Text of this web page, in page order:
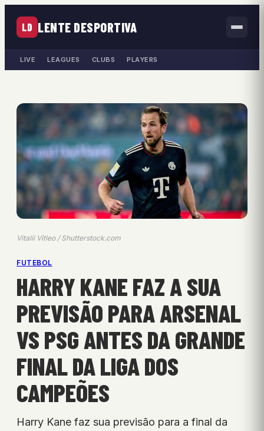
LD LENTE DESPORTIVA
LIVE LEAGUES CLUBS PLAYERS
Vitalii Vitleo / Shutterstock.com
FUTEBOL
HARRY KANE FAZ A SUA
PREVISÃO PARA ARSENAL
VS PSG ANTES DA GRANDE
FINAL DA LIGA DOS
CAMPEÕES
Harry Kane faz sua previsão para a final da